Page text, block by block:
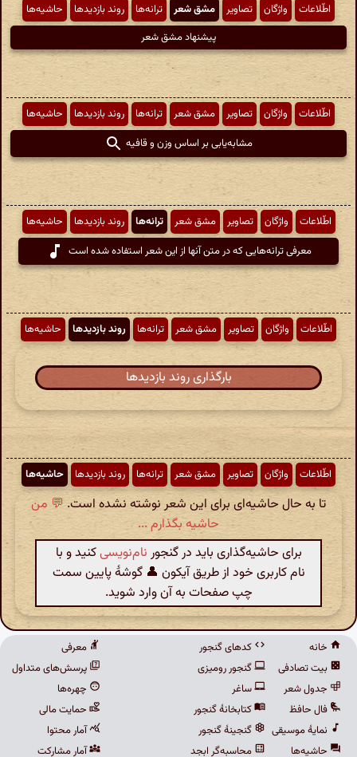
اطّلاعات واژگان تصاویر مشق شعر ترانه‌ها روند بازدیدها
حاشیه‌ها
پیشنهاد مشق شعر
اطّلاعات واژگان تصاویر مشق شعر ترانه‌ها روند بازدیدها
حاشیه‌ها
مشابه‌یابی بر اساس وزن و قافیه
اطّلاعات واژگان تصاویر مشق شعر ترانه‌ها روند بازدیدها
حاشیه‌ها
معرفی ترانه‌هایی که در متن آنها از این شعر استفاده شده است
اطّلاعات واژگان تصاویر مشق شعر ترانه‌ها روند بازدیدها حاشیه‌ها
بارگذاری روند بازدیدها
اطّلاعات واژگان تصاویر مشق شعر ترانه‌ها روند بازدیدها حاشیه‌ها
تا به حال حاشیه‌ای برای این شعر نوشته نشده است.💬 من
حاشیه بگذارم ...
برای حاشیه‌گذاری باید در گنجور نام‌نویسیکنید و با
نام کاربری خود از طریق آیکون 👤 گوشهٔ پایین سمت
چپ صفحات به آن وارد شوید.
خانه
بیت تصادفی
جدول شعر
فال حافظ
نمایهٔ موسیقی
حاشیه‌ها
کدهای گنجور
گنجور رومیزی
ساغر
کتابخانهٔ گنجور
گنجینهٔ گنجور
محاسبه‌گر ابجد
معرفی
پرسش‌های متداول
چهره‌ها
حمایت مالی
آمار محتوا
آمار مشارکت